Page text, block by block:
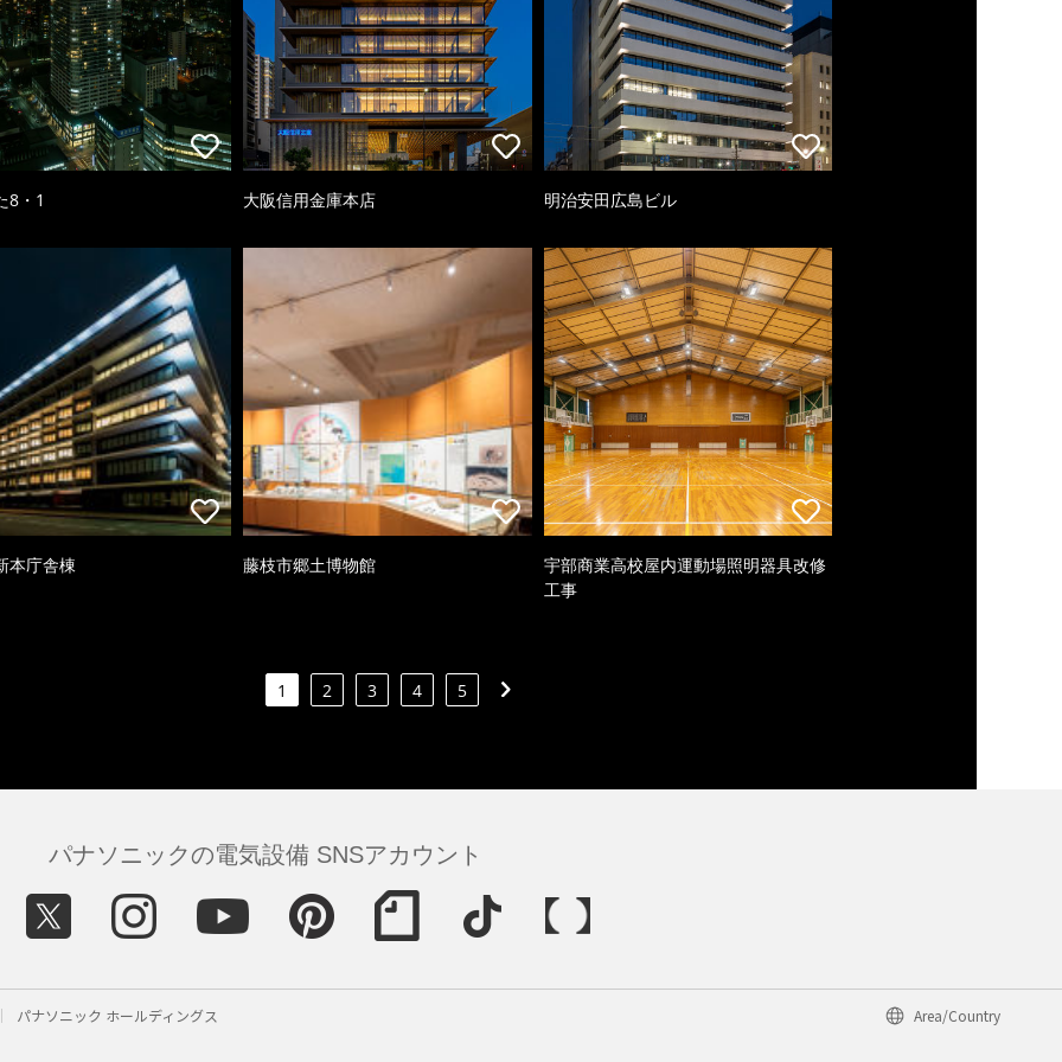
8・1 大阪信用金庫本店 明治安田広島ビル
本庁舎棟 藤枝市郷土博物館
宇部商業高校屋内運動場照明器具改修
工事
1 2 3 4 5
パナソニックの電気設備 SNSアカウント
パナソニック ホールディングス Area/Country